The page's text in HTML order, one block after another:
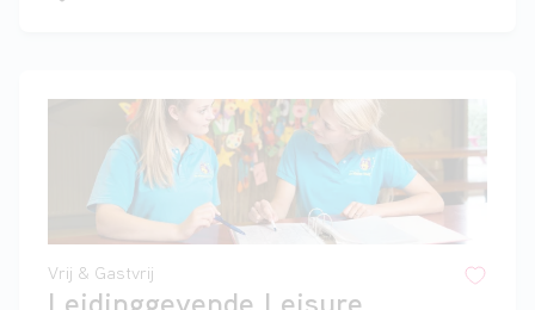
Vrij & Gastvrij